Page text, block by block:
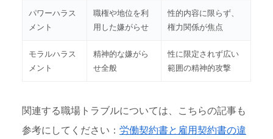
パワーハラス
メント
職権や地位を利
用した嫌がらせ
性的内容に限らず、
権力関係が焦点
モラルハラス
メント
精神的な嫌がら
せ全般
性に限定されず広い
範囲の精神的攻撃
関連する職場トラブルについては、こちらの記事も
参考にしてください： 労働契約書と雇用契約書の違